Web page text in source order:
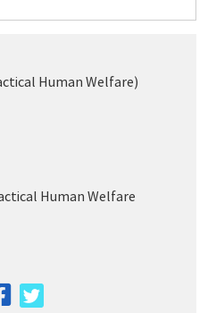
Human Welfare)
Human Welfare
facebook